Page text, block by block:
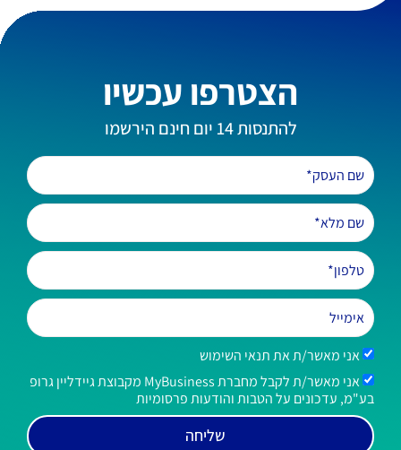
הצטרפו עכשיו
להתנסות 14 יום חינם הירשמו
אני מאשר/ת את תנאי השימוש
אני מאשר/ת לקבל מחברת MyBusiness מקבוצת גיידליין גרופ
בע"מ, עדכונים על הטבות והודעות פרסומיות
שליחה